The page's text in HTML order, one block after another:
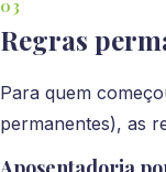
Regras
Para quem
permanentes), as